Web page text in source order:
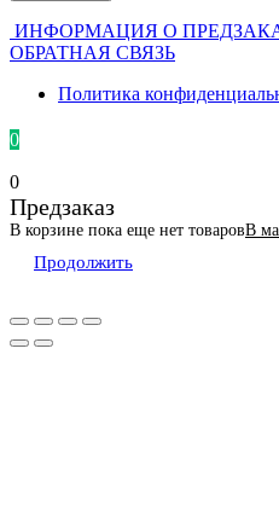
ИНФОРМАЦИЯ О
ОБРАТНАЯ СВЯЗЬ
Политика
0
0
Предзаказ
В корзине пока еще нет товаровВ
Продолжить